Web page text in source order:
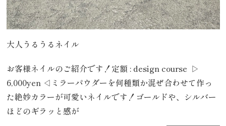
大人うるうるネイル
お客様ネイルのご紹介です！定額 : design course ▷
6,000yen ◁ミラーパウダーを何種類か混ぜ合わせて作っ
た絶妙カラーが可愛いネイルです！ゴールドや、シルバー
ほどのギラッと感が